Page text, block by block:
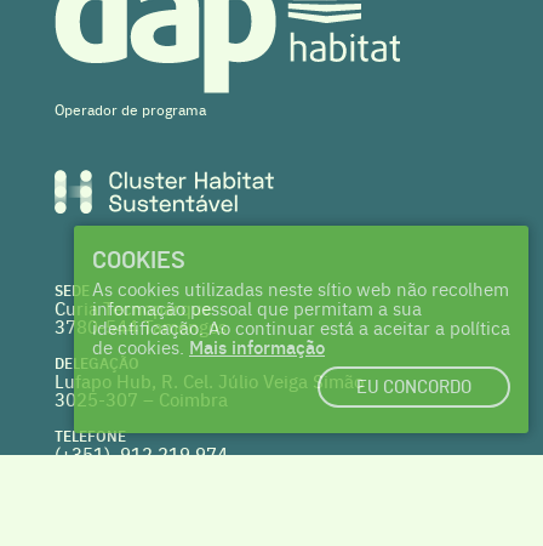
Operador de programa
SEDE
Curia Tecnoparque
3780-544 Tamengos
DELEGAÇÃO
Lufapo Hub, R. Cel. Júlio Veiga Simão
3025-307 – Coimbra
TELEFONE
(+351) 912 219 974
COOKIES
As cookies utilizadas neste sítio web não recolhem
informação pessoal que permitam a sua
identificação. Ao continuar está a aceitar a política
de cookies. Mais informação
EU CONCORDO